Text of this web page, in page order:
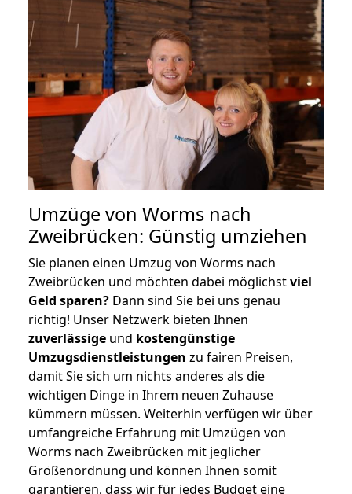
Umzüge von Worms nach
Zweibrücken: Günstig umziehen
Sie planen einen Umzug von Worms nach
Zweibrücken und möchten dabei möglichstviel
Geld sparen? Dann sind Sie bei uns genau
richtig! Unser Netzwerk bieten Ihnen
zuverlässige und kostengünstige
Umzugsdienstleistungen zu fairen Preisen,
damit Sie sich um nichts anderes als die
wichtigen Dinge in Ihrem neuen Zuhause
kümmern müssen. Weiterhin verfügen wir über
umfangreiche Erfahrung mit Umzügen von
Worms nach Zweibrücken mit jeglicher
Größenordnung und können Ihnen somit
garantieren, dass wir für jedes Budget eine